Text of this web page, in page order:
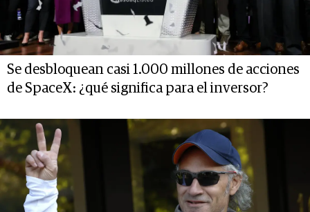
Se desbloquean casi 1.000 millones de acciones
de SpaceX: ¿qué significa para el inversor?